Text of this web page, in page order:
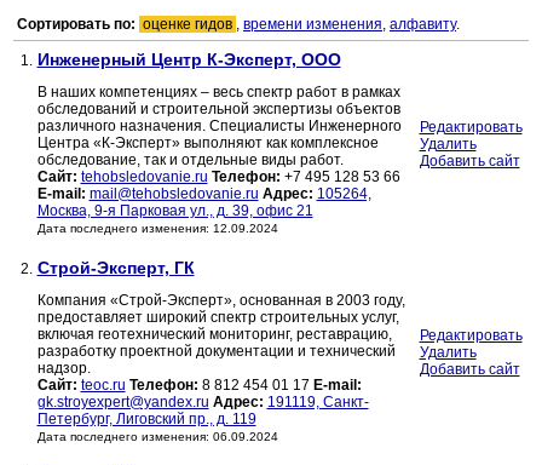
Сортировать по: оценке гидов , времени изменения, алфавиту.
1. Инженерный Центр К-Эксперт, ООО
В наших компетенциях – весь спектр работ в рамках
обследований и строительной экспертизы объектов
различного назначения. Специалисты Инженерного
Центра «К-Эксперт» выполняют как комплексное
обследование, так и отдельные виды работ.
Сайт: tehobsledovanie.ru Телефон: +7 495 128 53 66
E-mail: mail@tehobsledovanie.ru Адрес: 105264,
Москва, 9-я Парковая ул., д. 39, офис 21
Дата последнего изменения: 12.09.2024
Редактировать
Удалить
Добавить сайт
2. Строй-Эксперт, ГК
Компания «Строй-Эксперт», основанная в 2003 году,
предоставляет широкий спектр строительных услуг,
включая геотехнический мониторинг, реставрацию,
разработку проектной документации и технический
надзор.
Сайт: teoc.ru Телефон: 8 812 454 01 17 E-mail:
gk.stroyexpert@yandex.ru Адрес: 191119, Санкт-
Петербург, Лиговский пр., д. 119
Дата последнего изменения: 06.09.2024
Редактировать
Удалить
Добавить сайт